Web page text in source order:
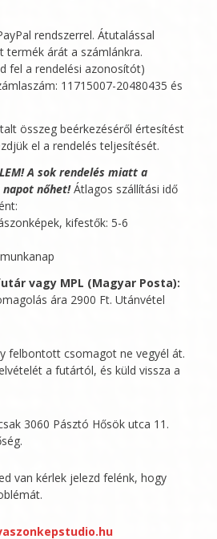
rendszerrel. Átutalással
termék árát a számlánkra.
fel a rendelési azonosítót)
11715007-20480435 és
összeg beérkezéséről értesítést
el a rendelés teljesítését.
A sok rendelés miatt a
nőhet!Átlagos szállítási idő
kifestők: 5-6
vagy MPL (Magyar Posta):
ára 2900 Ft. Utánvétel
felbontott csomagot ne vegyél át.
a futártól, és küld vissza a
3060 Pásztó Hősök utca 11.
van kérlek jelezd felénk, hogy